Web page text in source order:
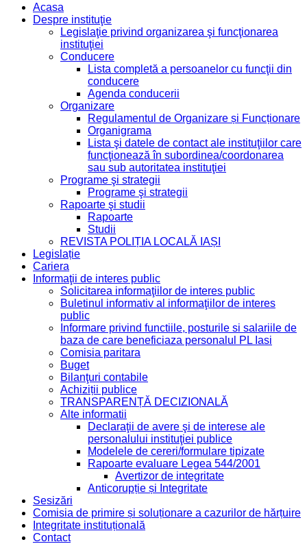
Acasa
Despre instituţie
Legislaţie privind organizarea şi funcţionarea
instituţiei
Conducere
Lista completă a persoanelor cu funcţii din
conducere
Agenda conducerii
Organizare
Regulamentul de Organizare și Funcționare
Organigrama
Lista şi datele de contact ale instituţiilor care
funcţionează în subordinea/coordonarea
sau sub autoritatea instituţiei
Programe şi strategii
Programe şi strategii
Rapoarte şi studii
Rapoarte
Studii
REVISTA POLIȚIA LOCALĂ IAȘI
Legislație
Cariera
Informaţii de interes public
Solicitarea informaţiilor de interes public
Buletinul informativ al informaţiilor de interes
public
Informare privind functiile, posturile si salariile de
baza de care beneficiaza personalul PL Iasi
Comisia paritara
Buget
Bilanţuri contabile
Achiziții publice
TRANSPARENȚĂ DECIZIONALĂ
Alte informatii
Declaraţii de avere şi de interese ale
personalului instituţiei publice
Modelele de cereri/formulare tipizate
Rapoarte evaluare Legea 544/2001
Avertizor de integritate
Anticorupție și Integritate
Sesizări
Comisia de primire și soluționare a cazurilor de hărțuire
Integritate instituțională
Contact